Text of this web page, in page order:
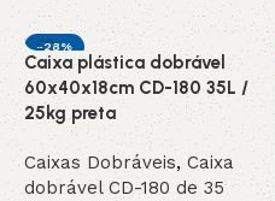
-28%
DESTAQUE
Caixa plástica dobrável
60x40x18cm CD-180 35L /
25kg preta
Caixas Dobráveis, Caixa
dobrável CD-180 de 35